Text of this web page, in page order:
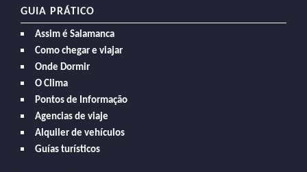
GUIA PRÁTICO
Assim é Salamanca
Como chegar e viajar
Onde Dormir
O Clima
Pontos de Informação
Agencias de viaje
Alquiler de vehículos
Guías turísticos